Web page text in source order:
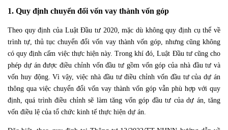
1. Quy định chuyển đổi vốn vay thành vốn góp
Theo quy định của Luật Đầu tư 2020, mặc dù không quy định cụ thể về
trình tự, thủ tục chuyển đổi vốn vay thành vốn góp, nhưng cũng không
có quy định cấm việc thực hiện này. Trong khí đó, Luật Đầu tư cũng cho
phép dự án được điều chỉnh vốn đầu tư gồm vốn góp của nhà đầu tư và
vốn huy động. Vì vậy, việc nhà đầu tư điều chỉnh vốn đầu tư của dự án
thông qua việc chuyển đổi vốn vay thành vốn góp vẫn phù hợp với quy
định, quá trình điều chỉnh sẽ làm tăng vốn góp đầu tư của dự án, tăng
vốn điều lệ của tổ chức kinh tế thực hiện dự án.